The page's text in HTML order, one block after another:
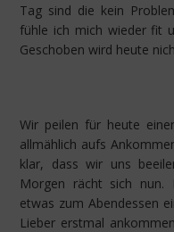
Tag sind die kein
fühle ich mich wieder fit
Geschoben wird heute
Wir peilen für heute
allmählich aufs
klar, dass wir uns
Morgen rächt sich nun.
etwas zum Abendessen
Lieber erstmal